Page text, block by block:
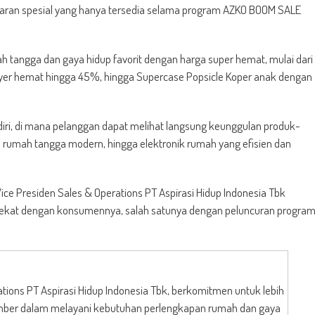
spesial yang hanya tersedia selama program AZKO BOOM SALE
tangga dan gaya hidup favorit dengan harga super hemat, mulai dari
hemat hingga 45%, hingga Supercase Popsicle Koper anak dengan
di mana pelanggan dapat melihat langsung keunggulan produk-
tangga modern, hingga elektronik rumah yang efisien dan
Presiden Sales & Operations PT Aspirasi Hidup Indonesia Tbk
dengan konsumennya, salah satunya dengan peluncuran program
PT Aspirasi Hidup Indonesia Tbk, berkomitmen untuk lebih
dalam melayani kebutuhan perlengkapan rumah dan gaya